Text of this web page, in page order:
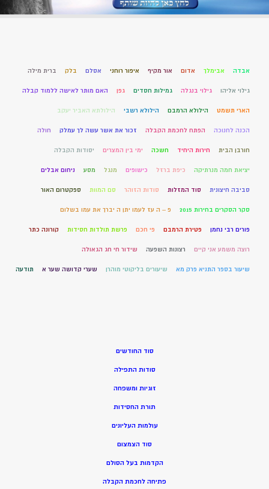
אבדה אבימלך אדום אור מקיף איפור רוחני אסלם בלק ברית מילה
גילוי אליהו גילוי בנגלה גמילות חסדים גפן האם מותר לאישה ללמוד קבלה
הארי תשמט הילולא הרמבם הילולא רשבי הילולתא האביר יעקב
הכנה לחנוכה הפתח לחכמת הקבלה זכור את אשר עשה לך עמלק חולה
חורבן הבית חירות היחיד חשכה ימי בין המצרים יסודות הקבלה
יציאת חמה מנרתיקה כיפת ברזל כישופים מנגל מסע ניחום אבלים
סביבה חיצונית סוד המזלות סודות הזוהר סם המוות ספקטרום האור
סקר הסקרים בחירות 2015 פ – ה עז לעמו יתן ה יברך את עמו בשלום
פורים רבי נחמן פטירת הרמבם פי חכם פרשת תולדות חסידות קורונה כתר
רוצה משמע אני קיים רצונות השפעה שידור חי חג הגאולה
שיעור בספר התניא פרק מא שיעורים בליקוטי מוהרן שערי קדושה שער א תודעה
סוד החודשים
סודות התפילה
זוגיות ומשפחה
תורת החסידות
עולמות העליונים
סוד הצמצום
הקדמות בעל הסולם
פתיחה לחכמת הקבלה